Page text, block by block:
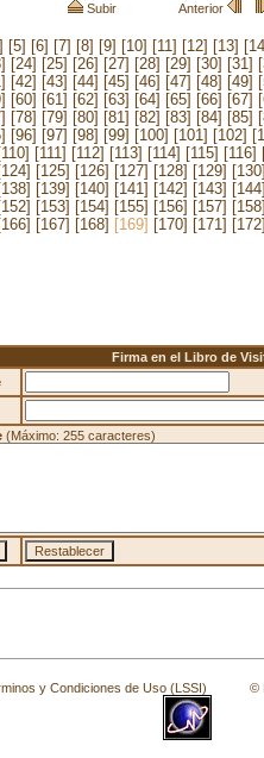
Subir Anterior
[5] [6] [7] [8] [9] [10] [11] [12] [13]
[24] [25] [26] [27] [28] [29] [30] [31]
[42] [43] [44] [45] [46] [47] [48] [49]
[60] [61] [62] [63] [64] [65] [66] [67]
[78] [79] [80] [81] [82] [83] [84] [85]
[96] [97] [98] [99] [100] [101] [102]
[110] [111] [112] [113] [114] [115] [116]
[124] [125] [126] [127] [128] [129]
[138] [139] [140] [141] [142] [143]
[152] [153] [154] [155] [156] [157]
[166] [167] [168] [169] [170] [171]
Firma en el Libro de
(Máximo: 255 caracteres)
y Condiciones de Uso (LSSI) © La